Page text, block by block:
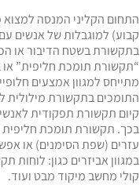
התחום הקליני המנסה למצוא
קבוע) למוגבלות של אנשים
בתקשורת בשטח הדיבור או
“תקשורת תומכת חליפית” או
מתייחס למגוון אמצעים
התומכים בתקשורת מילולית
קיום תקשורת תפקודית
בכך. תקשורת תומכת חליפית
עזרים (שפת הסימנים) או
במגוון אביזרים כגון: לוחות
קולי מחשב מיקוד מבט ועוד.